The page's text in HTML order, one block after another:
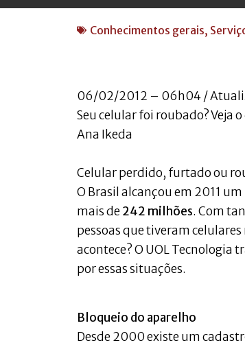
Conhecimentos gerais,
06/02/2012 – 06h04 /
Seu celular foi roubado? Veja
Ana Ikeda
Celular perdido, furtado ou
O Brasil alcançou em 2011
mais de242 milhões. Com
pessoas que tiveram
acontece? O UOL Tecnologia
por essas situações.
Bloqueio do aparelho
Desde 2000 existe um